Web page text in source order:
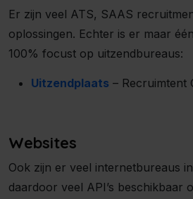
Er zijn veel ATS, SAAS
oplossingen. Echter is er maar
100% focust op uitzendbureaus:
Uitzendplaats – Recruimtent
Websites
Ook zijn er veel internetbureaus
daardoor veel API’s beschikbaar